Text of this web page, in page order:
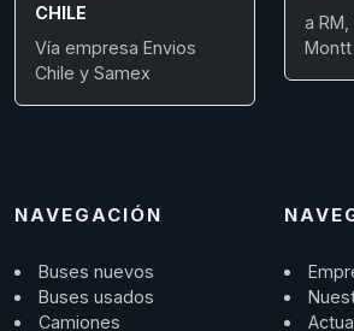
CHILE
Vía empresa Envios
Chile y Samex
a
Montt
NAVEGACIÓN
Buses nuevos
Buses usados
Camiones